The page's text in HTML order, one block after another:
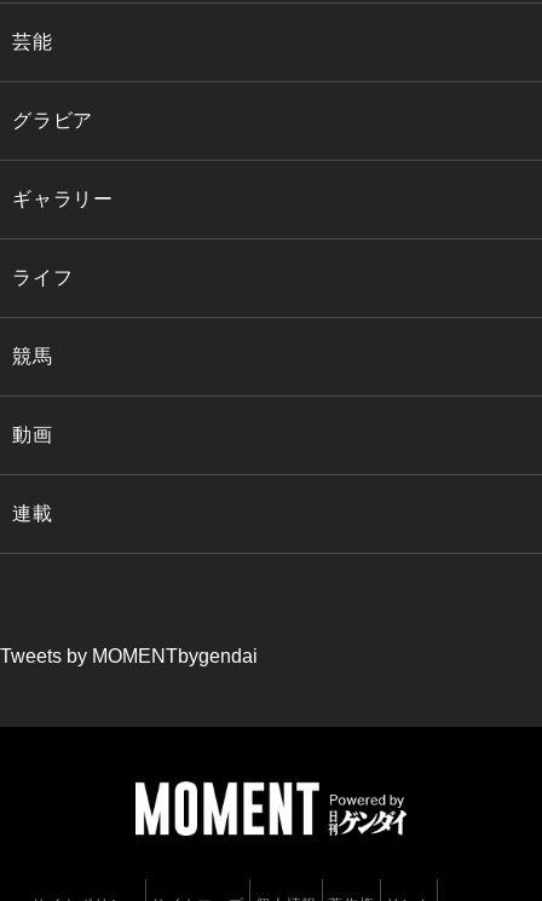
芸能
グラビア
ギャラリー
ライフ
競馬
動画
連載
Tweets by MOMENTbygendai